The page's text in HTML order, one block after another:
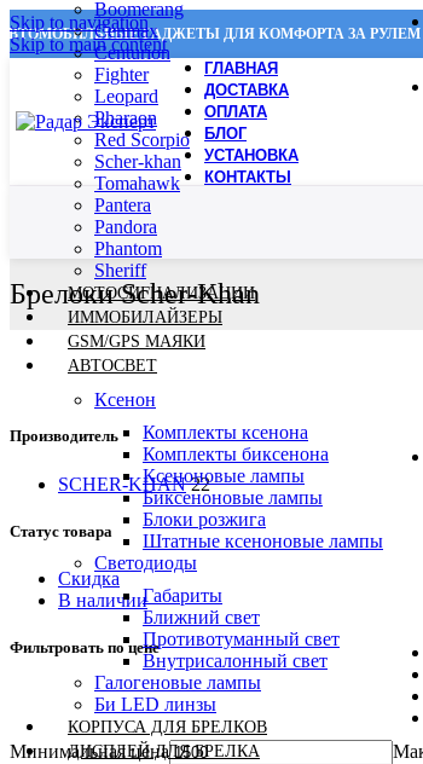
Skip to navigation
Skip to main contentГАДЖЕТЫ ДЛЯ КОМФОРТА ЗА РУЛЕМ
ГЛАВНАЯ
ДОСТАВКА
ОПЛАТА
БЛОГ
УСТАНОВКА
КОНТАКТЫ
Boomerang
Cenmax
Centurion
Fighter
Leopard
Pharaon
Red Scorpio
Scher-khan
Tomahawk
Pantera
Pandora
Phantom
Sheriff
МОТОСИГНАЛИЗАЦИИ
ИММОБИЛАЙЗЕРЫ
GSM/GPS МАЯКИ
АВТОСВЕТ
Ксенон
Комплекты ксенона
Комплекты биксенона
Ксеноновые лампы
Биксеноновые лампы
Блоки розжига
Штатные ксеноновые лампы
Светодиоды
Габариты
Ближний свет
Противотуманный свет
Внутрисалонный свет
Галогеновые лампы
Би LED линзы
КОРПУСА ДЛЯ БРЕЛКОВ
ДИСПЛЕЙ ДЛЯ БРЕЛКА
Брелоки Scher-Khan
Производитель
SCHER-KHAN 22
Статус товара
Скидка
В наличии
Фильтровать по цене
Минимальная цена